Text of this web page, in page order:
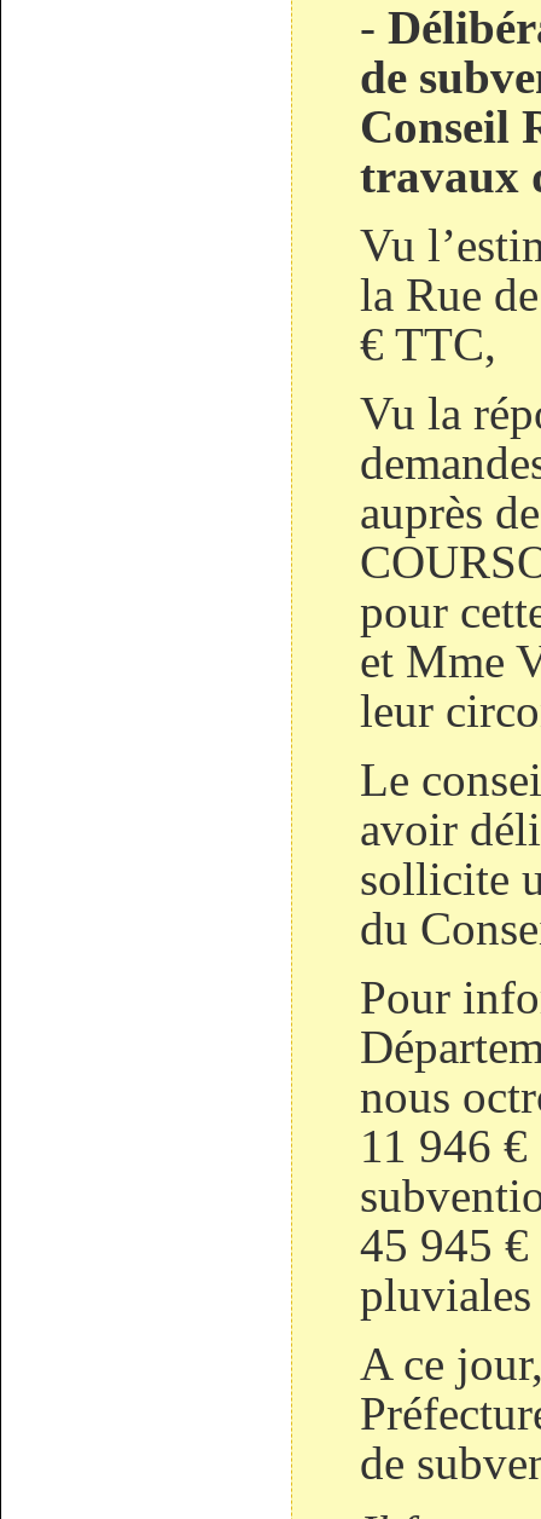
-
de
Conseil
travaux
Vu
la Rue
€ TTC,
Vu la
auprès
pour
et Mme
leur
Le
avoir
sollicite
du
Pour
nous
11 946 €
45 945
A ce
de